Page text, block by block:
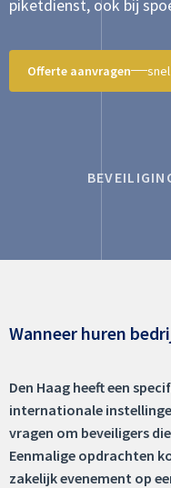
piketdienst, ook bij
Offerte aanvragen
Wanneer huren
Den Haag heeft een
internationale
vragen om beveiligers
Eenmalige opdrachten
zakelijk evenement op